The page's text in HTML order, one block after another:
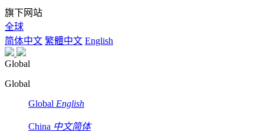
旗下网站
全球
简体中文 繁體中文 English
Global
Global
Global English
China 中文简体